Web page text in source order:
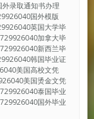
录取通知书办理
国外模版
英国大学毕
加拿大毕
新西兰毕
韩国毕业证
美国高校文凭
美国烫金文凭
泰国毕业
国外毕业